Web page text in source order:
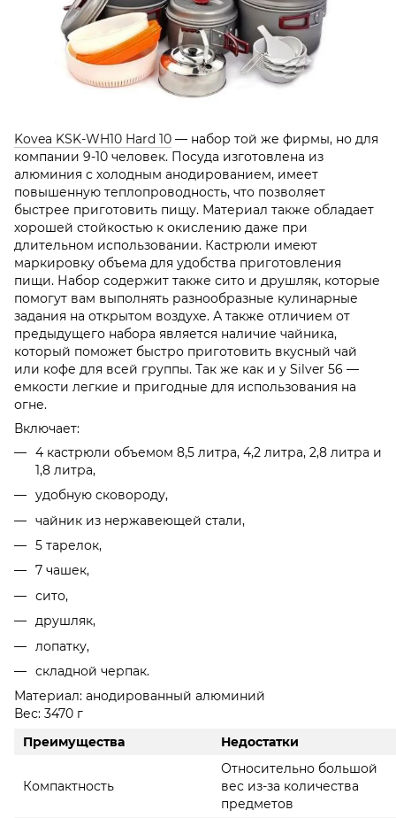
Kovea KSK-WH10 Hard 10 — набор той же фирмы, но для
компании 9-10 человек. Посуда изготовлена из
алюминия с холодным анодированием, имеет
повышенную теплопроводность, что позволяет
быстрее приготовить пищу. Материал также обладает
хорошей стойкостью к окислению даже при
длительном использовании. Кастрюли имеют
маркировку объема для удобства приготовления
пищи. Набор содержит также сито и друшляк, которые
помогут вам выполнять разнообразные кулинарные
задания на открытом воздухе. А также отличием от
предыдущего набора является наличие чайника,
который поможет быстро приготовить вкусный чай
или кофе для всей группы. Так же как и у Silver 56 —
емкости легкие и пригодные для использования на
огне.
Включает:
4 кастрюли объемом 8,5 литра, 4,2 литра, 2,8 литра и
1,8 литра,
удобную сковороду,
чайник из нержавеющей стали,
5 тарелок,
7 чашек,
сито,
друшляк,
лопатку,
складной черпак.
Материал: анодированный алюминий
Вес: 3470 г
Преимущества
Недостатки
Компактность
Относительно большой
вес из-за количества
предметов